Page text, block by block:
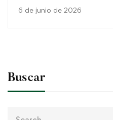
6 de junio de 2026
Buscar